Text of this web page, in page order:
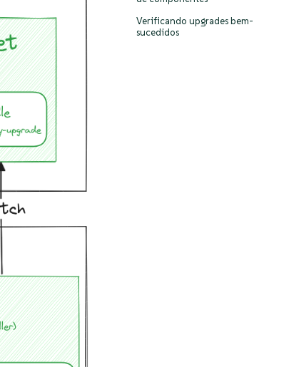
Verificando upgrades bem-
sucedidos